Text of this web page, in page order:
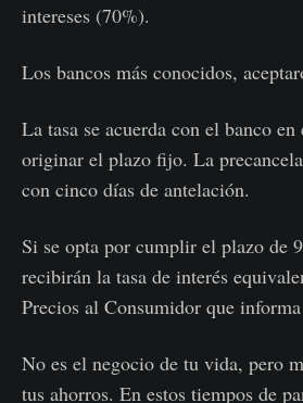
intereses (70%).
Los bancos más conocidos,
La tasa se acuerda con el banco
originar el plazo fijo. La
con cinco días de antelación.
Si se opta por cumplir el plazo de
recibirán la tasa de interés
Precios al Consumidor que
No es el negocio de tu vida, pero
tus ahorros. En estos tiempos de